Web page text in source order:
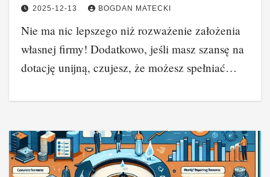
2025-12-13 BOGDAN MATECKI
Nie ma nic lepszego niż rozważenie założenia
własnej firmy! Dodatkowo, jeśli masz szansę na
dotację unijną, czujesz, że możesz spełniać…